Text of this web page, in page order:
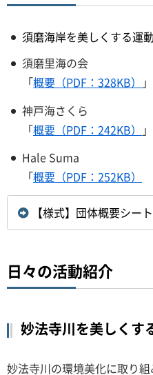
須磨海岸を美しくする運
須磨里海の会
「概要（PDF：328KB）
神戸海さくら
「概要（PDF：242KB）
Hale Suma
「概要（PDF：252KB）
【様式】団体概要シー
日々の活動紹介
妙法寺川を美しくす
妙法寺川の環境美化に取り